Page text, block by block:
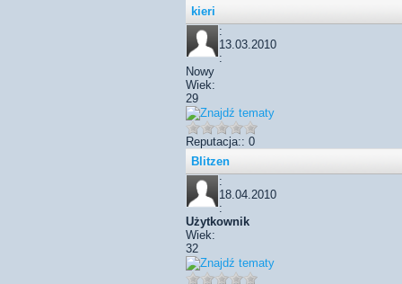
kieri
:
13.03.2010
:
Nowy
Wiek:
29
Reputacja:: 0
Blitzen
:
18.04.2010
:
Użytkownik
Wiek:
32